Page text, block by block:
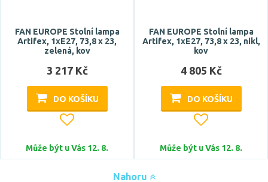
FAN EUROPE Stolní lampa
Artifex, 1xE27, 73,8 x 23,
zelená, kov
3 217 Kč
DO KOŠÍKU
Může být u Vás 12. 8.
FAN EUROPE Stolní lampa
Artifex, 1xE27, 73,8 x 23, nikl,
kov
4 805 Kč
DO KOŠÍKU
Může být u Vás 12. 8.
Nahoru